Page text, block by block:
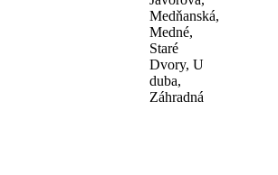
Medňanská,
Medné,
Staré
Dvory, U
duba,
Záhradná